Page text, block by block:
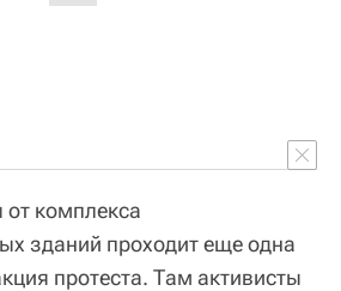
от комплекса
зданий проходит еще одна
протеста. Там активисты